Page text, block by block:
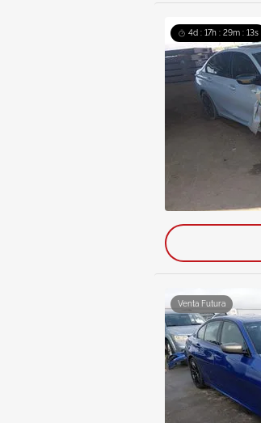
4d : 17h : 29m : 12s
Venta Futura